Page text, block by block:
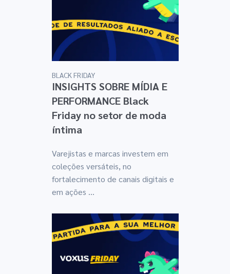
BLACK FRIDAY
INSIGHTS SOBRE MÍDIA E
PERFORMANCE Black
Friday no setor de moda
íntima
Varejistas e marcas investem em
coleções versáteis, no
fortalecimento de canais digitais e
em ações ...